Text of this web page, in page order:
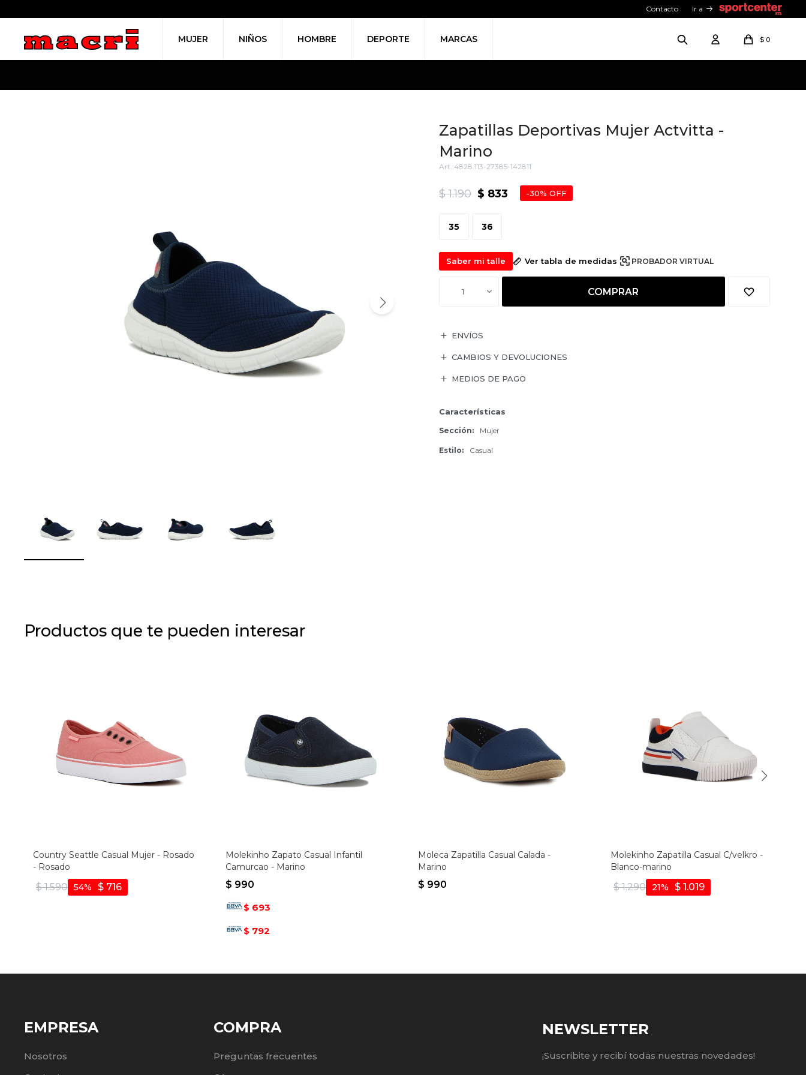
MUJER NIÑOS HOMBRE DEPORTE MARCAS $ 0
Contacto Ir a
Zapatillas Deportivas Mujer Actvitta -
Marino
4828.113-27385-142811
$ 833
$ 1.190 30
35 36
Saber mi talle Ver tabla de medidas PROBADOR VIRTUAL
1 COMPRAR
ENVÍOS
CAMBIOS Y DEVOLUCIONES
MEDIOS DE PAGO
Características
Sección Mujer
Estilo Casual
Productos que te pueden interesar
Country Seattle Casual Mujer - Rosado
- Rosado
$ 1.590 $ 716
54
Molekinho Zapato Casual Infantil
Camurcao - Marino
$ 990
$ 693
$ 792
Moleca Zapatilla Casual Calada -
Marino
$ 990
Molekinho Zapatilla Casual C/velkro -
Blanco-marino
$ 1.290 $ 1.019
21
EMPRESA
Nosotros
COMPRA
Preguntas frecuentes
NEWSLETTER
¡Suscribite y recibí todas nuestras novedades!